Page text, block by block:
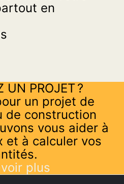
en
UN PROJET ?
un projet de
de construction
vous aider à
et à calculer vos
plus